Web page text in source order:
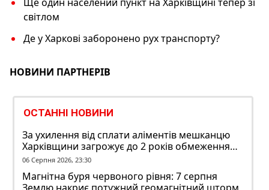
світлом
Де у Харкові заборонено рух транспорту?
НОВИНИ ПАРТНЕРІВ
ОСТАННІ НОВИНИ
За ухилення від сплати аліментів мешканцю
Харківщини загрожує до 2 років обмеження
волі
06 Серпня 2026, 23:30
Магнітна буря червоного рівня: 7 серпня